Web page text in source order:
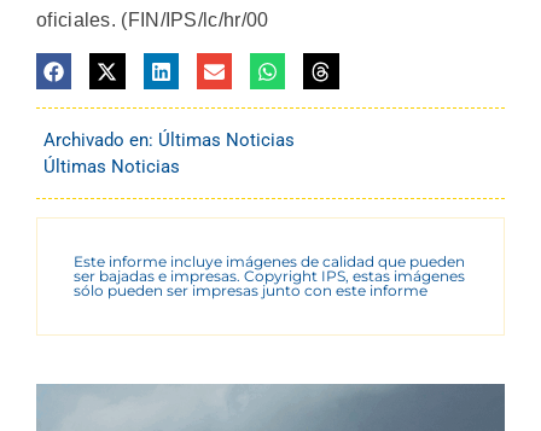
oficiales. (FIN/IPS/lc/hr/00
Archivado en: Últimas Noticias
Últimas Noticias
Este informe incluye imágenes de calidad que pueden
ser bajadas e impresas. Copyright IPS, estas imágenes
sólo pueden ser impresas junto con este informe